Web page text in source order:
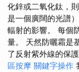
化鋅或二氧化鈦，
是一個廣闊的光譜
輻射的影響。 每個
量。 天然防曬霜是
了反射紫外線的保護
區按摩 關鍵字操作